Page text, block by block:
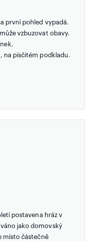
první pohled vypadá.
vzbuzovat obavy.
na písčitém podkladu.
postavena hráz v
jako domovský
místo částečně